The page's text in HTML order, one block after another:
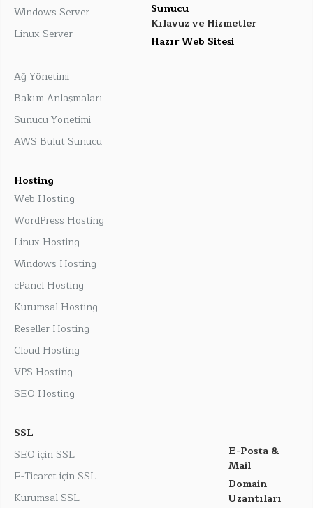
Sunucu
Windows Server
Linux Server
Kılavuz ve Hizmetler
Ağ Yönetimi
Bakım Anlaşmaları
Sunucu Yönetimi
AWS Bulut Sunucu
Hazır Web Sitesi
Hosting
Web Hosting
WordPress Hosting
Linux Hosting
Windows Hosting
cPanel Hosting
Kurumsal Hosting
Reseller Hosting
Cloud Hosting
VPS Hosting
SEO Hosting
SSL
SEO için SSL
E-Ticaret için SSL
Kurumsal SSL
E-Posta &
Mail
Domain
Uzantıları